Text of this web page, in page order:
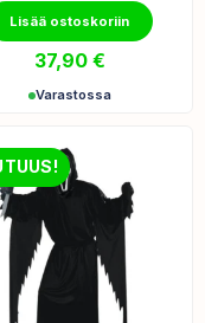
Lisää ostoskoriin
37,90 €
Varastossa